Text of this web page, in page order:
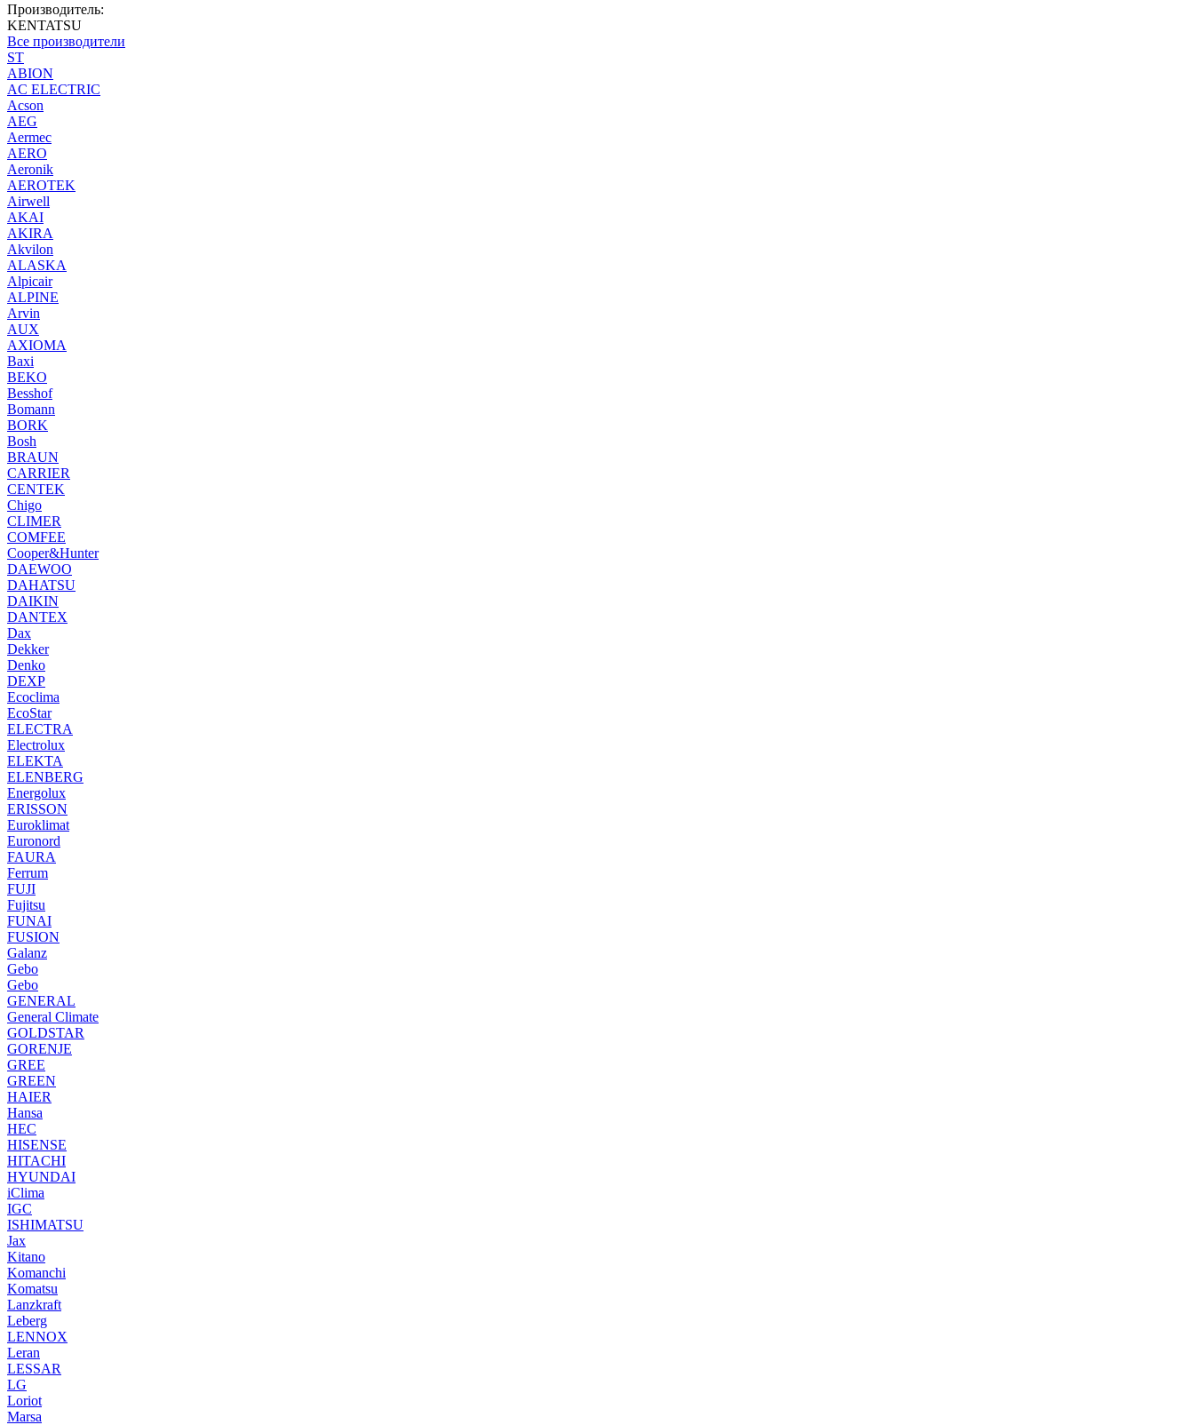
Производитель:
KENTATSU
Все производители
ST
ABION
AC ELECTRIC
Acson
AEG
Aermec
AERO
Aeronik
AEROTEK
Airwell
AKAI
AKIRA
Akvilon
ALASKA
Alpicair
ALPINE
Arvin
AUX
AXIOMA
Baxi
BEKO
Besshof
Bomann
BORK
Bosh
BRAUN
CARRIER
CENTEK
Chigo
CLIMER
COMFEE
Cooper&Hunter
DAEWOO
DAHATSU
DAIKIN
DANTEX
Dax
Dekker
Denko
DEXP
Ecoclima
EcoStar
ELECTRA
Electrolux
ELEKTA
ELENBERG
Energolux
ERISSON
Euroklimat
Euronord
FAURA
Ferrum
FUJI
Fujitsu
FUNAI
FUSION
Galanz
Gebo
Gebo
GENERAL
General Climate
GOLDSTAR
GORENJE
GREE
GREEN
HAIER
Hansa
HEC
HISENSE
HITACHI
HYUNDAI
iClima
IGC
ISHIMATSU
Jax
Kitano
Komanchi
Komatsu
Lanzkraft
Leberg
LENNOX
Leran
LESSAR
LG
Loriot
Marsa